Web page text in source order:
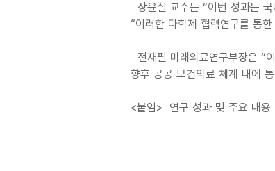
장윤실 교수는 “이번 성과는
“이러한 다학제 협력연구를 통
전재필 미래의료연구부장은 “
향후 공공 보건의료 체계 내에
<붙임> 연구 성과 및 주요 내용